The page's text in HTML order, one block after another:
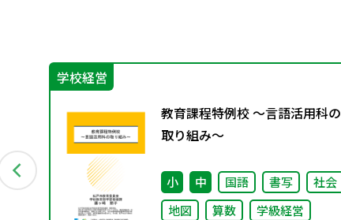
学校経営
教育課程特例校 ～言語活用科の
取り組み～
小 中 国語 書写
社会
地図
算数 学級経営